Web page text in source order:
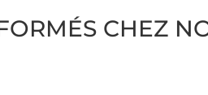
CHEZ